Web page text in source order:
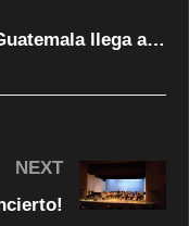
Joven migrante de Guatemala llega a Delicias y certifica su educación primaria
NEXT